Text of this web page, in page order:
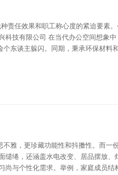
责任效果和职工称心度的紧迫要素
科技有限公司 在当代办公空间想象
东谈主躲闪。同期，秉承环保材料
雅，更珍藏功能性和抖擞性。而一
缱绻，还涵盖水电改变、居品摆放、
尚与个性化需求。举例，家庭成员结